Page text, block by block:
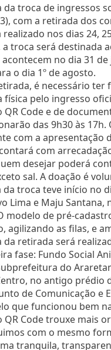
da troca de ingressos
com a retirada dos
nos dias 24,
a troca será destinada
acontecem no dia 31
o dia 1º de agosto.
é necessário
física pelo ingresso
QR Code e de
das 9h30 às
com a apresentação
com
desejar poderá
sal. A doação é
troca teve início no
Lima e Maju
modelo de pré-
agilizando as filas, e
da retirada será
fase: Fundo Social
do
no antigo prédio
de Comunicação e
que funcionou bem
Code trouxe mais
com o mesmo
tranquila,